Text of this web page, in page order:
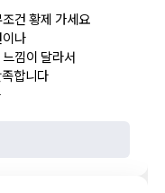
건 황제 가세요
나
낌이 달라서
합니다